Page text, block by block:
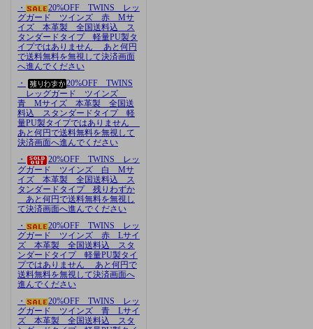
・
20%OFF TWINS レッ
グガード ツインズ 赤 Mサ
イズ 本革製 全国送料込 ス
タンダードタイプ 軽量PU製タ
イプではありません あと何円
で送料無料を無視して決済画面
へ進んでください
・
20%OFF TWINS
レッグガード ツインズ
青 Mサイズ 本革製 全国送
料込 スタンダードタイプ 軽
量PU製タイプではありません
あと何円で送料無料を無視して
決済画面へ進んでください
・
20%OFF TWINS レッ
グガード ツインズ 白 Mサ
イズ 本革製 全国送料込 ス
タンダードタイプ 残りわずか
あと何円で送料無料を無視し
て決済画面へ進んでください
・
20%OFF TWINS レッ
グガード ツインズ 赤 Lサイ
ズ 本革製 全国送料込 スタ
ンダードタイプ 軽量PU製タイ
プではありません あと何円で
送料無料を無視して決済画面へ
進んでください
・
20%OFF TWINS レッ
グガード ツインズ 青 Lサイ
ズ 本革製 全国送料込 スタ